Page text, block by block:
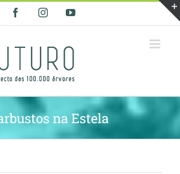
FacebookInstagramYouTube
na Estela